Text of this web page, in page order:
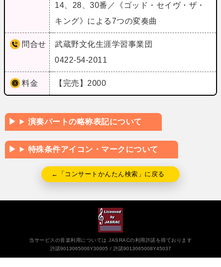
14、28、30番／《ゴッド・セイヴ・ザ・
キング》による7つの変奏曲
問合せ
武蔵野文化生涯学習事業団
0422-54-2011
料金 【完売】2000
演奏パートの略称表記について
特殊条件アイコン・マークについて
←「コンサートかんたん検索」に戻る
当サービスの音楽利用については JASRACの利用許諾を得ております
許諾9013065006Y30005
許諾9013065008Y45037